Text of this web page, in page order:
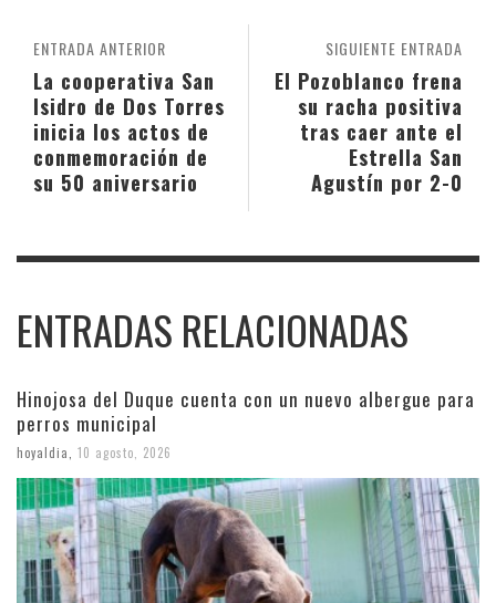
SIGUIENTE ENTRADA
El Pozoblanco frena
su racha positiva
tras caer ante el
Estrella San
Agustín por 2-0
ENTRADA ANTERIOR
La cooperativa San
Isidro de Dos Torres
inicia los actos de
conmemoración de
su 50 aniversario
ENTRADAS RELACIONADAS
Hinojosa del Duque cuenta con un nuevo albergue para
perros municipal
hoyaldia, 10 agosto, 2026